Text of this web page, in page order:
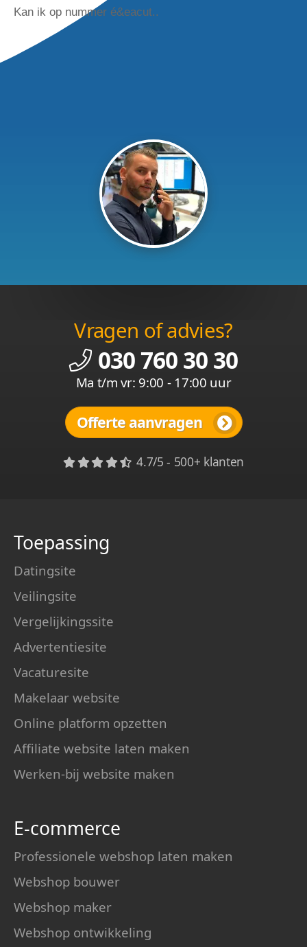
Kan ik op nummer é&eacut..
Vragen of advies?
030 760 30 30
Ma t/m vr: 9:00 - 17:00 uur
Offerte aanvragen
4.7/5 - 500+ klanten
Toepassing
Datingsite
Veilingsite
Vergelijkingssite
Advertentiesite
Vacaturesite
Makelaar website
Online platform opzetten
Affiliate website laten maken
Werken-bij website maken
E-commerce
Professionele webshop laten maken
Webshop bouwer
Webshop maker
Webshop ontwikkeling